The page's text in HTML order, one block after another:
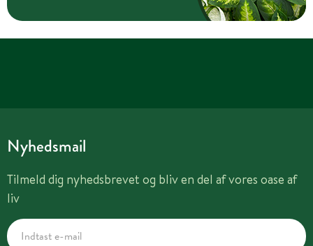
Nyhedsmail
Tilmeld dig nyhedsbrevet og bliv en del af vores oase af
liv